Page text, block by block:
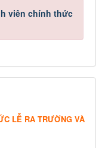
viên chính thức
LỄ RA TRƯỜNG VÀ